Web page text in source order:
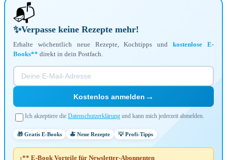
📬
✨Verpasse keine Rezepte mehr!
Erhalte wöchentlich neue Rezepte, Kochtipps undkostenlose E-
Books** direkt in dein Postfach.
Kostenlos anmelden →
Ich akzeptiere die Datenschutzerklärung und kann mich jederzeit abmelden.
🎁 Gratis E-Books 🍝 Neue Rezepte 💡 Profi-Tipps
** E-Book Vorteile für Newsletter-Abonnenten